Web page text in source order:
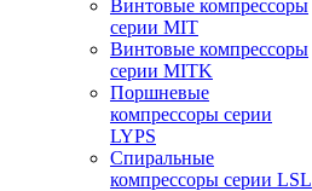
Винтовые компрессоры
серии MIT
Винтовые компрессоры
серии MITK
Поршневые
компрессоры серии
LYPS
Спиральные
компрессоры серии LSL